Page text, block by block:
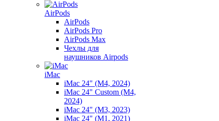
AirPods
AirPods
AirPods Pro
AirPods Max
Чехлы для
наушников Airpods
iMac
iMac 24" (M4, 2024)
iMac 24" Custom (M4,
2024)
iMac 24" (M3, 2023)
iMac 24" (M1, 2021)